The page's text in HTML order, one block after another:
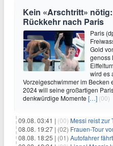
Kein «Arschtritt»
Rückkehr nach Paris
Paris
Gold
genoss
wird es
Vorzeigeschwimmer im Becken
2024 will seine großartigen
denkwürdige Momente […] (00)
09.08. 03:41 | (00) Messi reist zur
08.08. 19:27 | (02) Frauen-Tour vor
08.08. 18:25 | (01) Autofahrer